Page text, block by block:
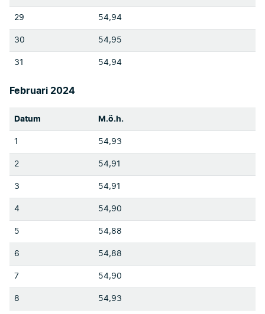
29 54,94
30 54,95
31 54,94
Februari 2024
Datum M.ö.h.
1 54,93
2 54,91
3 54,91
4 54,90
5 54,88
6 54,88
7 54,90
8 54,93